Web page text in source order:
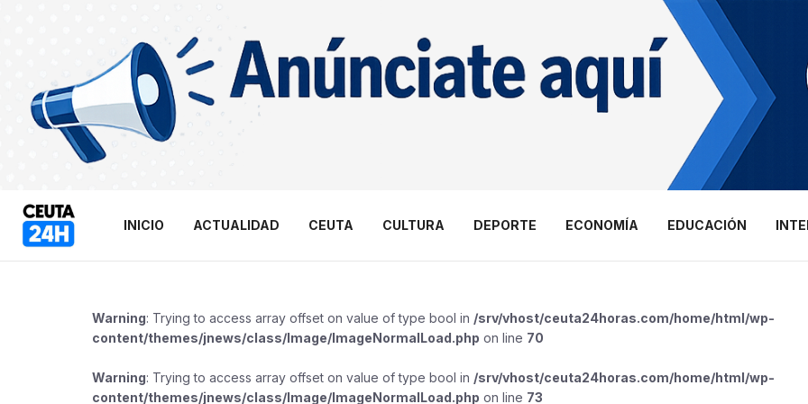
INICIO ACTUALIDAD CEUTA CULTURA DEPORTE ECONOMÍA EDUCACIÓN
Warning: Trying to access array offset on value of type bool in /srv/vhost/ceuta24horas.com/home/html/wp-
content/themes/jnews/class/Image/ImageNormalLoad.php on line 70
Warning: Trying to access array offset on value of type bool in /srv/vhost/ceuta24horas.com/home/html/wp-
content/themes/jnews/class/Image/ImageNormalLoad.php on line 73